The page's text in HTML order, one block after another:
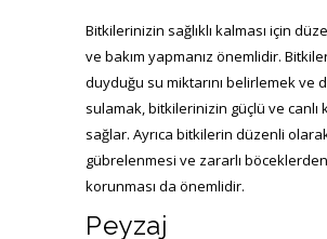
Bitkilerinizin sağlıklı kalması için
ve bakım yapmanız önemlidir.
duyduğu su miktarını belirlemek ve
sulamak, bitkilerinizin güçlü ve canlı
sağlar. Ayrıca bitkilerin düzenli
gübrelenmesi ve zararlı böceklerden
korunması da önemlidir.
Peyzaj